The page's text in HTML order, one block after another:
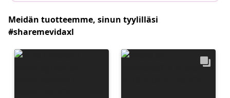
Meidän tuotteemme, sinun tyylilläsi
#sharemevidaxl